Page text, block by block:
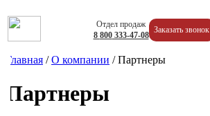
Заказать звонок
Отдел продаж
8 800333-47-08
Главная /О компании /Партнеры
Партнеры